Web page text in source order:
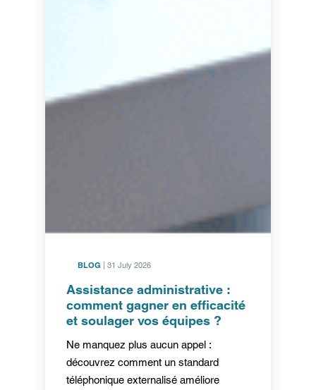
BLOG | 31 July 2026
Assistance administrative :
comment gagner en efficacité
et soulager vos équipes ?
Ne manquez plus aucun appel :
découvrez comment un standard
téléphonique externalisé améliore